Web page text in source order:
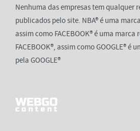
Nenhuma das empresas tem qualquer
publicados pelo site. NBA® é uma
assim como FACEBOOK® é uma marca
FACEBOOK®, assim como GOOGLE® é
pela GOOGLE®